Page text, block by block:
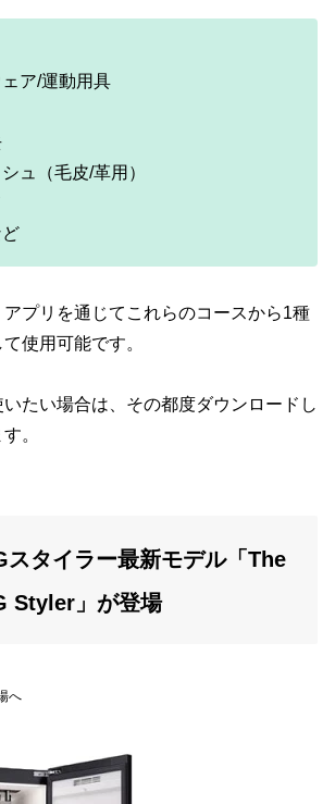
ェア/運動用具
ュ（毛皮/革用）
プリを通じてこれらのコースから1種
使用可能です。
たい場合は、その都度ダウンロードし
。
スタイラー最新モデル「The
Styler」が登場
へ